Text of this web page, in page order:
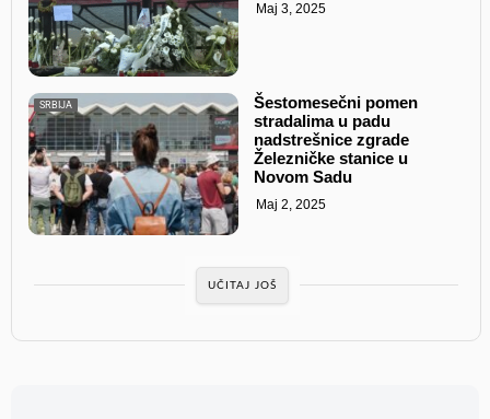
Maj 3, 2025
SRBIJA
Šestomesečni pomen
stradalima u padu
nadstrešnice zgrade
Železničke stanice u
Novom Sadu
Maj 2, 2025
UČITAJ JOŠ